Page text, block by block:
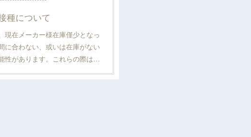
種について
現在メーカー様在庫僅少となっ
に合わない、或いは在庫がない
性があります。これらの際は…